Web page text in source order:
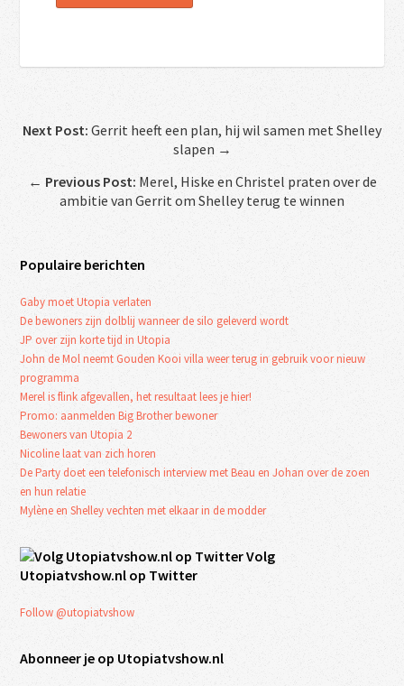
Next Post: Gerrit heeft een plan, hij wil samen met Shelley
slapen →
← Previous Post: Merel, Hiske en Christel praten over de
ambitie van Gerrit om Shelley terug te winnen
Populaire berichten
Gaby moet Utopia verlaten
De bewoners zijn dolblij wanneer de silo geleverd wordt
JP over zijn korte tijd in Utopia
John de Mol neemt Gouden Kooi villa weer terug in gebruik voor nieuw
programma
Merel is flink afgevallen, het resultaat lees je hier!
Promo: aanmelden Big Brother bewoner
Bewoners van Utopia 2
Nicoline laat van zich horen
De Party doet een telefonisch interview met Beau en Johan over de zoen
en hun relatie
Mylène en Shelley vechten met elkaar in de modder
Volg
Utopiatvshow.nl op Twitter
Follow @utopiatvshow
Abonneer je op Utopiatvshow.nl